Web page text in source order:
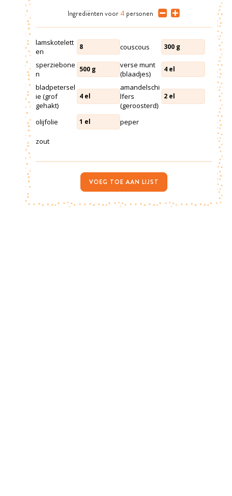
Ingrediënten voor 4 personen
lamskotelett
en
8 couscous 300 g
sperziebone
n
500 g
verse munt
(blaadjes)
4 el
bladpetersel
ie (grof
gehakt)
4 el
amandelschi
lfers
(geroosterd)
2 el
olijfolie 1 el peper
zout
VOEG TOE AAN LIJST